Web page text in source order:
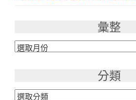
彙整
彙
分類
分